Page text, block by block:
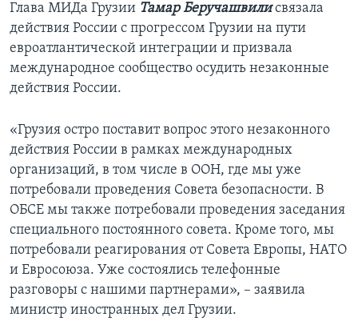
Глава МИДа Грузии Тамар Беручашвилисвязала
действия России с прогрессом Грузии на пути
евроатлантической интеграции и призвала
международное сообщество осудить незаконные
действия России.
«Грузия остро поставит вопрос этого незаконного
действия России в рамках международных
организаций, в том числе в ООН, где мы уже
потребовали проведения Совета безопасности. В
ОБСЕ мы также потребовали проведения заседания
специального постоянного совета. Кроме того, мы
потребовали реагирования от Совета Европы, НАТО
и Евросоюза. Уже состоялись телефонные
разговоры с нашими партнерами», – заявила
министр иностранных дел Грузии.